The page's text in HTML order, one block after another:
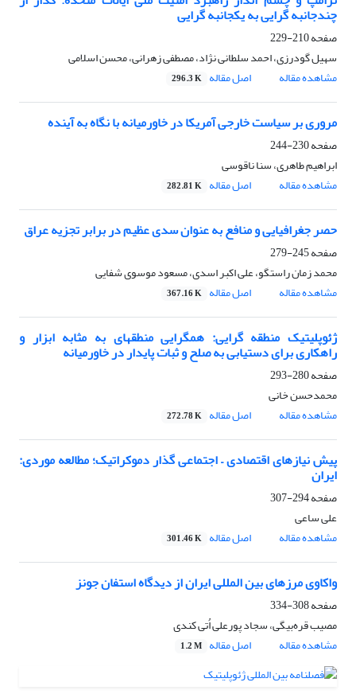
چندجانبه گرایی به یکجانبه گرایی
صفحه210-229
سهیل گودرزی، احمد سلطانی نژاد، مصطفی زهرانی، محسن اسلامی
مشاهده مقاله
اصل مقاله 296.3 K
مروری بر سیاست خارجی آمریکا در خاورمیانه با نگاه به آینده
صفحه230-244
ابراهیم طاهری، سنا ناقوسی
مشاهده مقاله
اصل مقاله 282.81 K
حصر جغرافیایی و منافع به عنوان سدی عظیم در برابر تجزیه عراق
صفحه245-279
محمد زمان راستگو، علی اکبر اسدی، مسعود موسوی شفایی
مشاهده مقاله
اصل مقاله 367.16 K
ژئوپلیتیک منطقه گرایی: همگرایی منطقهای به مثابه ابزار و
راهکاری برای دستیابی به صلح و ثبات پایدار در خاورمیانه
صفحه280-293
محمدحسن خانی
مشاهده مقاله
اصل مقاله 272.78 K
پیش نیازهای اقتصادی – اجتماعی گذار دموکراتیک؛ مطالعه موردی:
ایران
صفحه294-307
علی ساعی
مشاهده مقاله
اصل مقاله 301.46 K
واکاوی مرزهای بین المللی ایران از دیدگاه استفان جونز
صفحه308-334
مصیب قره‌بیگی، سجاد پورعلی اُتی کندی
مشاهده مقاله
اصل مقاله 1.2 M